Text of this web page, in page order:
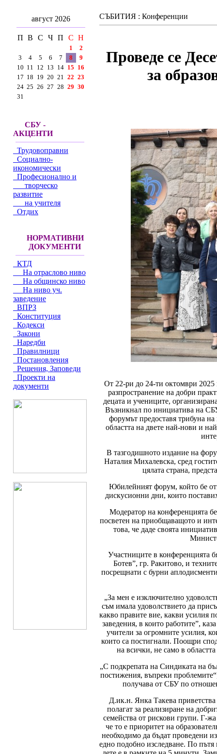
август 2026
П В С Ч П С Н
1
2
3
4 5 6 7 8
9
10 11 12 13 14 15 16
17 18 19 20 21 22 23
24 25 26 27 28 29 30
31
СБУ -
АКЦЕНТИ
Трудовоправни
Социално-
икономически
Професионално и
творческо
развитие
на учителя
Отдих
НОРМАТИВНИ
ДОКУМЕНТИ
КТД
На отраслово ниво
На общинско ниво
На ниво уч.
заведение
ВПРЗ
Конституция
Кодекси
Закони
Наредби
Правилници
Постановления
Решения, Заповеди
Проекти на
документи
СЪБИТИЯ : Конференции
Проведе се
за
От 22-ри до 24-ти октомври 2025
разпространение на добри
децата и учениците,
Възникнал по инициатива на
форумът предоставя трибуна
областта на двете най-нови и
В тазгодишното издание на
Наталия Михалевска, сред
цялата страна,
Юбилейният форум, който бе
дискусионни дни, които
Модератор на конференцията
посветен на приобщаващото и
това, че даде своята
Участниците в конференцията
Ботев”, гр. Ракитово, и
посрещнати с бурни
„За мен е изключително
съм имала удоволствието да
какво правите вие, какви усилия
заведения, в които работите”,
учители за огромните усилия,
които са постигнали. Поощри
на всички, не само в
„С подкрепата на Синдиката на
постижения, въпреки
получава от СБУ по
Д.ик.н. Янка Такева приветства
полагат за реализиране на
семейства от рискови групи. Г-
че то е приоритет на
необходимо да бъдат проведени
едно подобно изследване. По